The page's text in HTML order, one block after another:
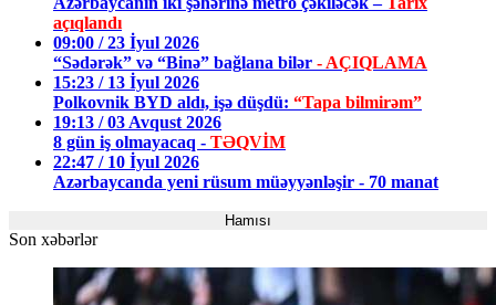
açıqlandı
09:00 / 23 İyul 2026
“Sədərək” və “Binə” bağlana bilər - AÇIQLAMA
15:23 / 13 İyul 2026
Polkovnik BYD aldı, işə düşdü: “Tapa bilmirəm”
19:13 / 03 Avqust 2026
8 gün iş olmayacaq - TƏQVİM
22:47 / 10 İyul 2026
Azərbaycanda yeni rüsum müəyyənləşir - 70 manat
Hamısı
Son xəbərlər